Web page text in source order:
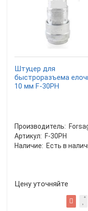
Штуцер для
быстроразъема
10 мм F-30PH
Производитель:
Артикул: F-30PH
Наличие: Есть в
Цену уточняйте